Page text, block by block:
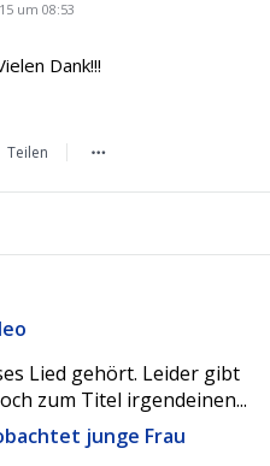
um 08:53
Dank!!!
Teilen
Lied gehört. Leider gibt
zum Titel irgendeinen...
junge Frau